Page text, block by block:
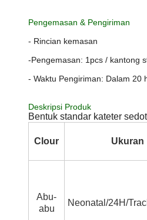
Pengemasan & Pengiriman
- Rincian kemasan
-Pengemasan: 1pcs / kantong
- Waktu Pengiriman: Dalam 20
Deskripsi Produk
Bentuk standar kateter
Clour Ukuran
Abu-
abu
Neonatal/24H/